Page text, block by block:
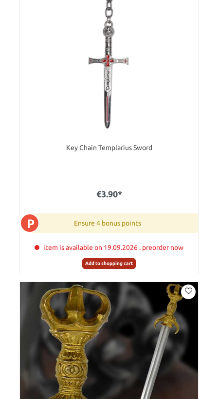
Key Chain Templarius Sword
€3.90*
P Ensure 4 bonus points
item is available on 19.09.2026 . preorder now
Add to shopping cart